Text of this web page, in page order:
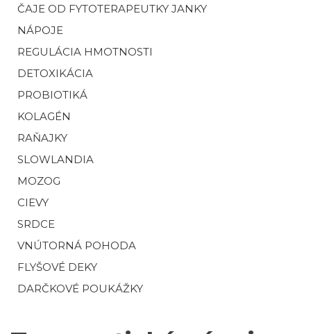
ČAJE OD FYTOTERAPEUTKY JANKY
NÁPOJE
REGULÁCIA HMOTNOSTI
DETOXIKÁCIA
PROBIOTIKÁ
KOLAGÉN
RAŇAJKY
SLOWLANDIA
MOZOG
CIEVY
SRDCE
VNÚTORNÁ POHODA
FLYŠOVÉ DEKY
DARČKOVÉ POUKÁŽKY